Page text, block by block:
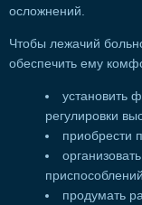
осложнений.
Чтобы лежачий
обеспечить ему
установить
регулировки
приобрести
продумать